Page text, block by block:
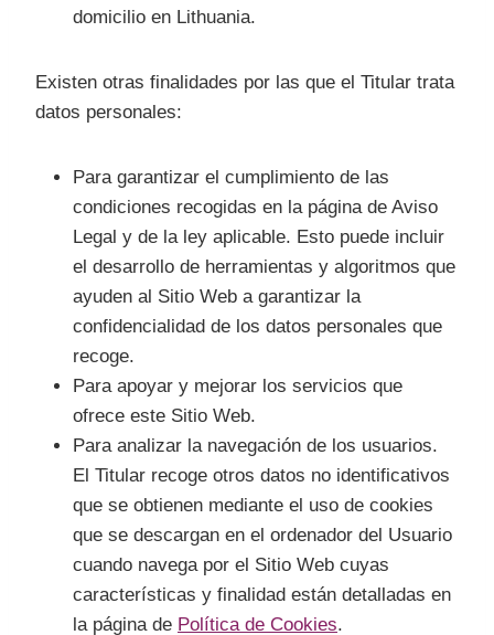
domicilio en Lithuania.
Existen otras finalidades por las que el Titular trata
datos personales:
Para garantizar el cumplimiento de las
condiciones recogidas en la página de Aviso
Legal y de la ley aplicable. Esto puede incluir
el desarrollo de herramientas y algoritmos que
ayuden al Sitio Web a garantizar la
confidencialidad de los datos personales que
recoge.
Para apoyar y mejorar los servicios que
ofrece este Sitio Web.
Para analizar la navegación de los usuarios.
El Titular recoge otros datos no identificativos
que se obtienen mediante el uso de cookies
que se descargan en el ordenador del Usuario
cuando navega por el Sitio Web cuyas
características y finalidad están detalladas en
la página de Política de Cookies.